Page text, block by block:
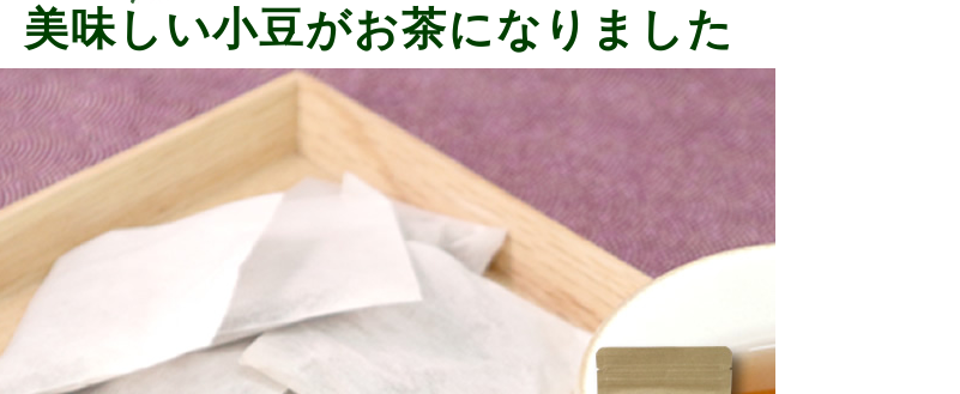
美味しい小豆がお茶になりました